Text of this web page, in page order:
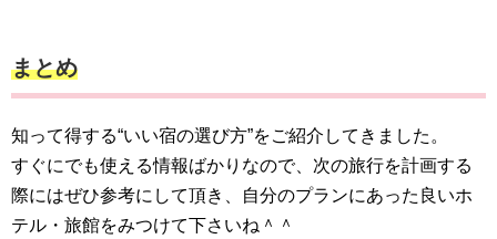
まとめ
知って得する“いい宿の選び方”をご紹介してきました。
すぐにでも使える情報ばかりなので、次の旅行を計画する
際にはぜひ参考にして頂き、自分のプランにあった良いホ
テル・旅館をみつけて下さいね＾＾